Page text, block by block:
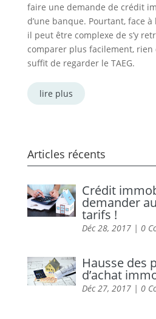
faire une demande de crédit
d’une banque. Pourtant, face
il peut être complexe de s’y
comparer plus facilement,
suffit de regarder le TAEG.
lire plus
Articles récents
Crédit
demander
tarifs !
Déc 28, 2017| 0
Hausse des
d’achat
Déc 27, 2017| 0